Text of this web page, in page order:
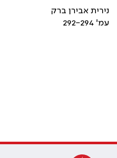
נירית אבירן ברק
עמ' 292-294